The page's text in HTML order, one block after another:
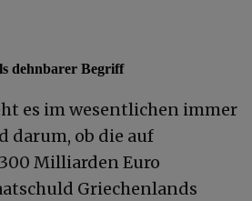
dehnbarer Begriff
es im wesentlichen immer
darum, ob die auf
Milliarden Euro
Griechenlands